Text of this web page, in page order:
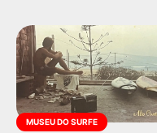
MUSEU DO SURFE